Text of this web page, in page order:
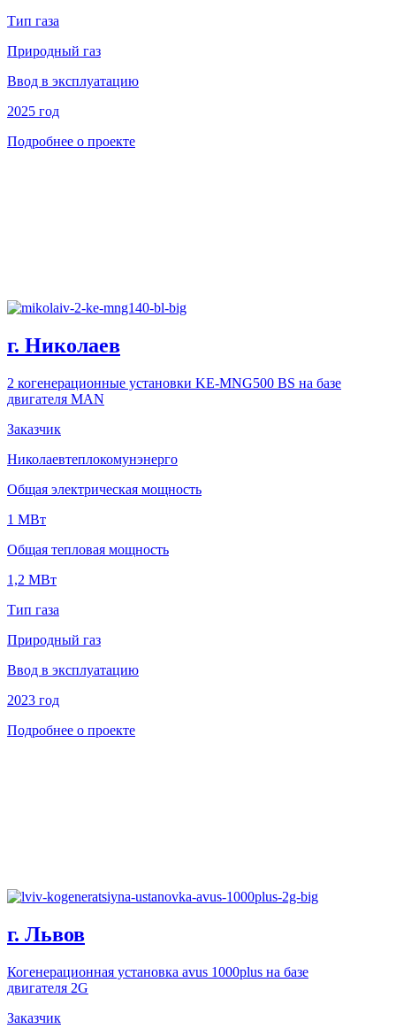
Тип газа
Природный газ
Ввод в эксплуатацию
2025 год
Подробнее о проекте
г. Николаев
2 когенерационные установки KE-MNG500 BS на базе
двигателя MAN
Заказчик
Николаевтеплокомунэнерго
Общая электрическая мощность
1 МВт
Общая тепловая мощность
1,2 МВт
Тип газа
Природный газ
Ввод в эксплуатацию
2023 год
Подробнее о проекте
г. Львов
Когенерационная установка avus 1000plus на базе
двигателя 2G
Заказчик